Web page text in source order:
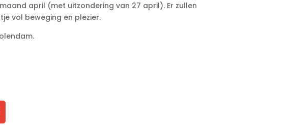
april (met uitzondering van 27 april). Er zullen
vol beweging en plezier.